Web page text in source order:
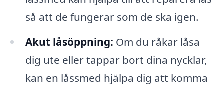
så att de fungerar som de ska igen.
Akut låsöppning: Om du råkar låsa
dig ute eller tappar bort dina nycklar,
kan en låssmed hjälpa dig att komma